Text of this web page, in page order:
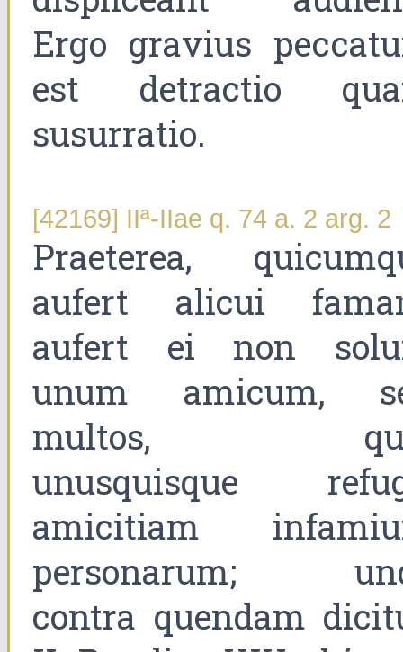
Ergo gravius
est detractio
susurratio.
[42169] IIª-IIae q. 74 a. 2 arg. 2
Praeterea,
aufert alicui
aufert ei non
unum amicum,
multos,
unusquisque
amicitiam
personarum;
contra quendam